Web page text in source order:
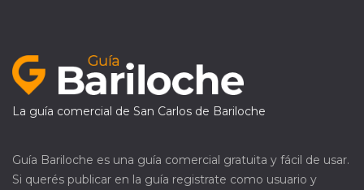
La guía comercial de San Carlos de Bariloche
Guía Bariloche es una guía comercial gratuita y fácil de usar.
Si querés publicar en la guía registrate como usuario y